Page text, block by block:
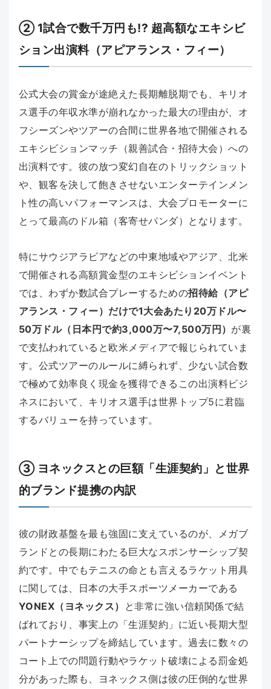
② 1試合で数千万円も!? 超高額なエキシビ
ション出演料（アピアランス・フィー）
公式大会の賞金が途絶えた長期離脱期でも、キリオ
ス選手の年収水準が崩れなかった最大の理由が、オ
フシーズンやツアーの合間に世界各地で開催される
エキシビションマッチ（親善試合・招待大会）への
出演料です。彼の放つ変幻自在のトリックショット
や、観客を決して飽きさせないエンターテインメン
ト性の高いパフォーマンスは、大会プロモーターに
とって最高のドル箱（客寄せパンダ）となります。
特にサウジアラビアなどの中東地域やアジア、北米
で開催される高額賞金型のエキシビションイベント
では、わずか数試合プレーするための招待給（アピ
アランス・フィー）だけで1大会あたり20万ドル〜
50万ドル（日本円で約3,000万〜7,500万円） が裏
で支払われていると欧米メディアで報じられていま
す。公式ツアーのルールに縛られず、少ない試合数
で極めて効率良く現金を獲得できるこの出演料ビジ
ネスにおいて、キリオス選手は世界トップ5に君臨
するバリューを持っています。
③ ヨネックスとの巨額「生涯契約」と世界
的ブランド提携の内訳
彼の財政基盤を最も強固に支えているのが、メガブ
ランドとの長期にわたる巨大なスポンサーシップ契
約です。中でもテニスの命とも言えるラケット用具
に関しては、日本の大手スポーツメーカーである
YONEX（ヨネックス） と非常に強い信頼関係で結
ばれており、事実上の「生涯契約」に近い長期大型
パートナーシップを締結しています。過去に数々の
コート上での問題行動やラケット破壊による罰金処
分があった際も、ヨネックス側は彼の圧倒的な世界